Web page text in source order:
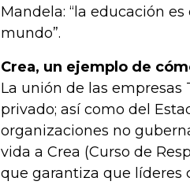
Mandela: “la educación
mundo”.
Crea, un ejemplo de
La unión de las empresas
privado; así como del
organizaciones no
vida a Crea (Curso de
que garantiza que líderes